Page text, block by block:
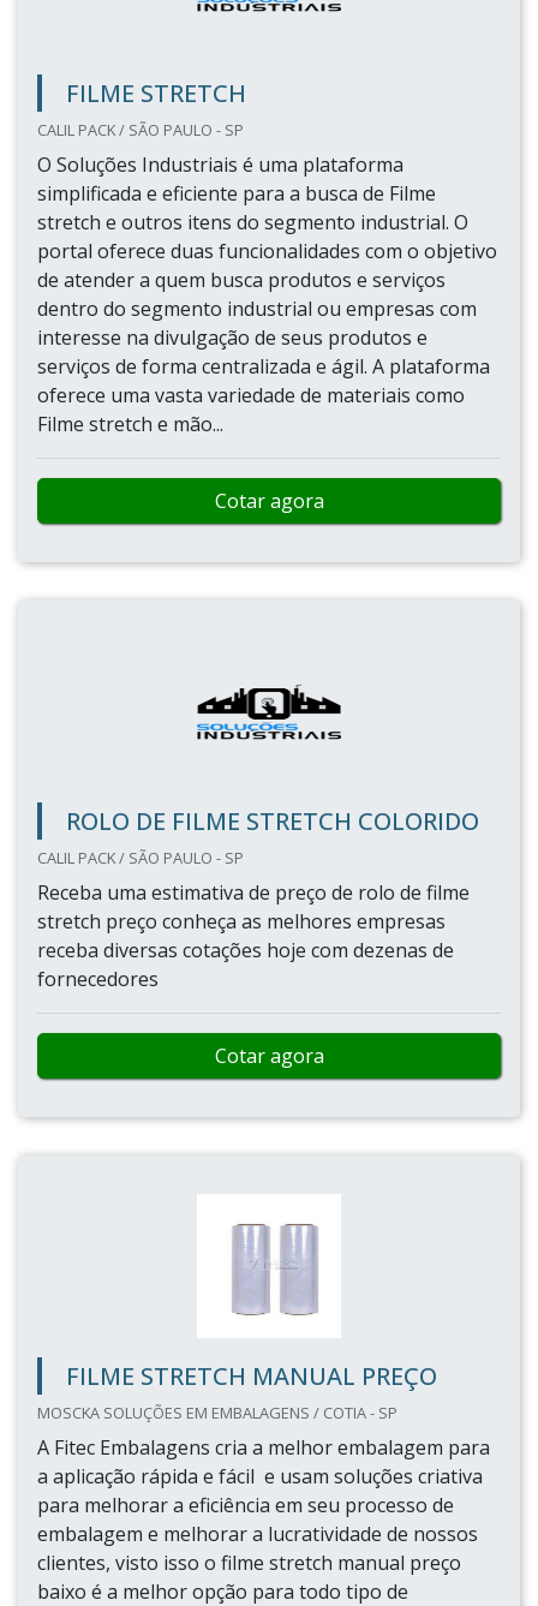
FILME STRETCH
CALIL PACK / SÃO PAULO - SP
O Soluções Industriais é uma plataforma
simplificada e eficiente para a busca de Filme
stretch e outros itens do segmento industrial. O
portal oferece duas funcionalidades com o objetivo
de atender a quem busca produtos e serviços
dentro do segmento industrial ou empresas com
interesse na divulgação de seus produtos e
serviços de forma centralizada e ágil. A plataforma
oferece uma vasta variedade de materiais como
Filme stretch e mão...
Cotar agora
ROLO DE FILME STRETCH COLORIDO
CALIL PACK / SÃO PAULO - SP
Receba uma estimativa de preço de rolo de filme
stretch preço conheça as melhores empresas
receba diversas cotações hoje com dezenas de
fornecedores
Cotar agora
FILME STRETCH MANUAL PREÇO
MOSCKA SOLUÇÕES EM EMBALAGENS / COTIA - SP
A Fitec Embalagens cria a melhor embalagem para
a aplicação rápida e fácil e usam soluções criativa
para melhorar a eficiência em seu processo de
embalagem e melhorar a lucratividade de nossos
clientes, visto isso o filme stretch manual preço
baixo é a melhor opção para todo tipo de